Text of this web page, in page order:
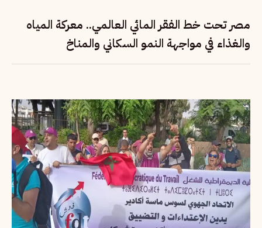
مصر تحت خط الفقر المائي العالمي.. معركة المياه
والغذاء في مواجهة النمو السكاني والمناخ